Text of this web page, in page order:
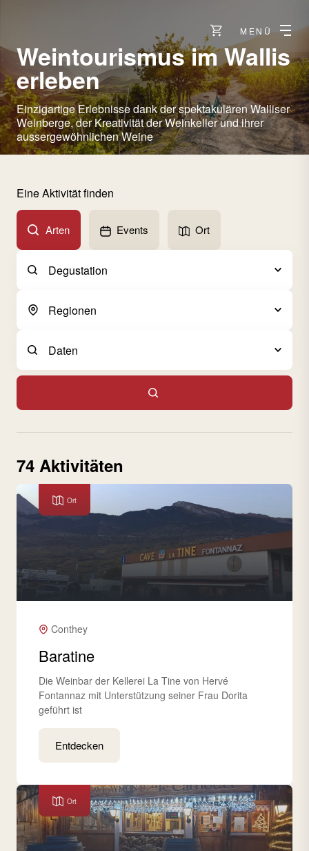
MENÜ
Weintourismus im Wallis
erleben
Einzigartige Erlebnisse dank der spektakulären Walliser
Weinberge, der Kreativität der Weinkeller und ihrer
aussergewöhnlichen Weine
Eine Aktivität finden
Arten Events Ort
74 Aktivitäten
Ort
Conthey
Baratine
Die Weinbar der Kellerei La Tine von Hervé
Fontannaz mit Unterstützung seiner Frau Dorita
geführt ist
Entdecken
Ort